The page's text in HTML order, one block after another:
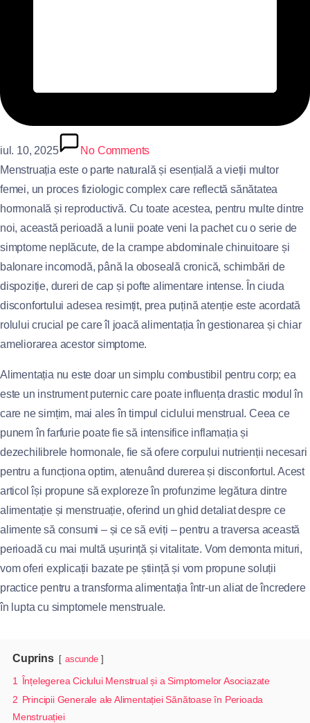
iul. 10, 2025
No Comments
Menstruația este o parte naturală și esențială a vieții multor
femei, un proces fiziologic complex care reflectă sănătatea
hormonală și reproductivă. Cu toate acestea, pentru multe dintre
noi, această perioadă a lunii poate veni la pachet cu o serie de
simptome neplăcute, de la crampe abdominale chinuitoare și
balonare incomodă, până la oboseală cronică, schimbări de
dispoziție, dureri de cap și pofte alimentare intense. În ciuda
disconfortului adesea resimțit, prea puțină atenție este acordată
rolului crucial pe care îl joacă alimentația în gestionarea și chiar
ameliorarea acestor simptome.
Alimentația nu este doar un simplu combustibil pentru corp; ea
este un instrument puternic care poate influența drastic modul în
care ne simțim, mai ales în timpul ciclului menstrual. Ceea ce
punem în farfurie poate fie să intensifice inflamația și
dezechilibrele hormonale, fie să ofere corpului nutrienții necesari
pentru a funcționa optim, atenuând durerea și disconfortul. Acest
articol își propune să exploreze în profunzime legătura dintre
alimentație și menstruație, oferind un ghid detaliat despre ce
alimente să consumi – și ce să eviți – pentru a traversa această
perioadă cu mai multă ușurință și vitalitate. Vom demonta mituri,
vom oferi explicații bazate pe știință și vom propune soluții
practice pentru a transforma alimentația într-un aliat de încredere
în lupta cu simptomele menstruale.
Cuprins ascunde
1
Înțelegerea Ciclului Menstrual și a Simptomelor Asociazate
2 Principii Generale ale Alimentației Sănătoase în Perioada
Menstruației